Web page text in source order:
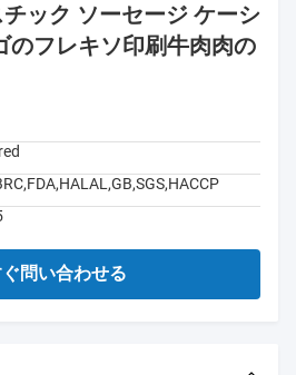
ック ソーセージ ケーシ
のフレキソ印刷牛肉肉の
問い合わせる